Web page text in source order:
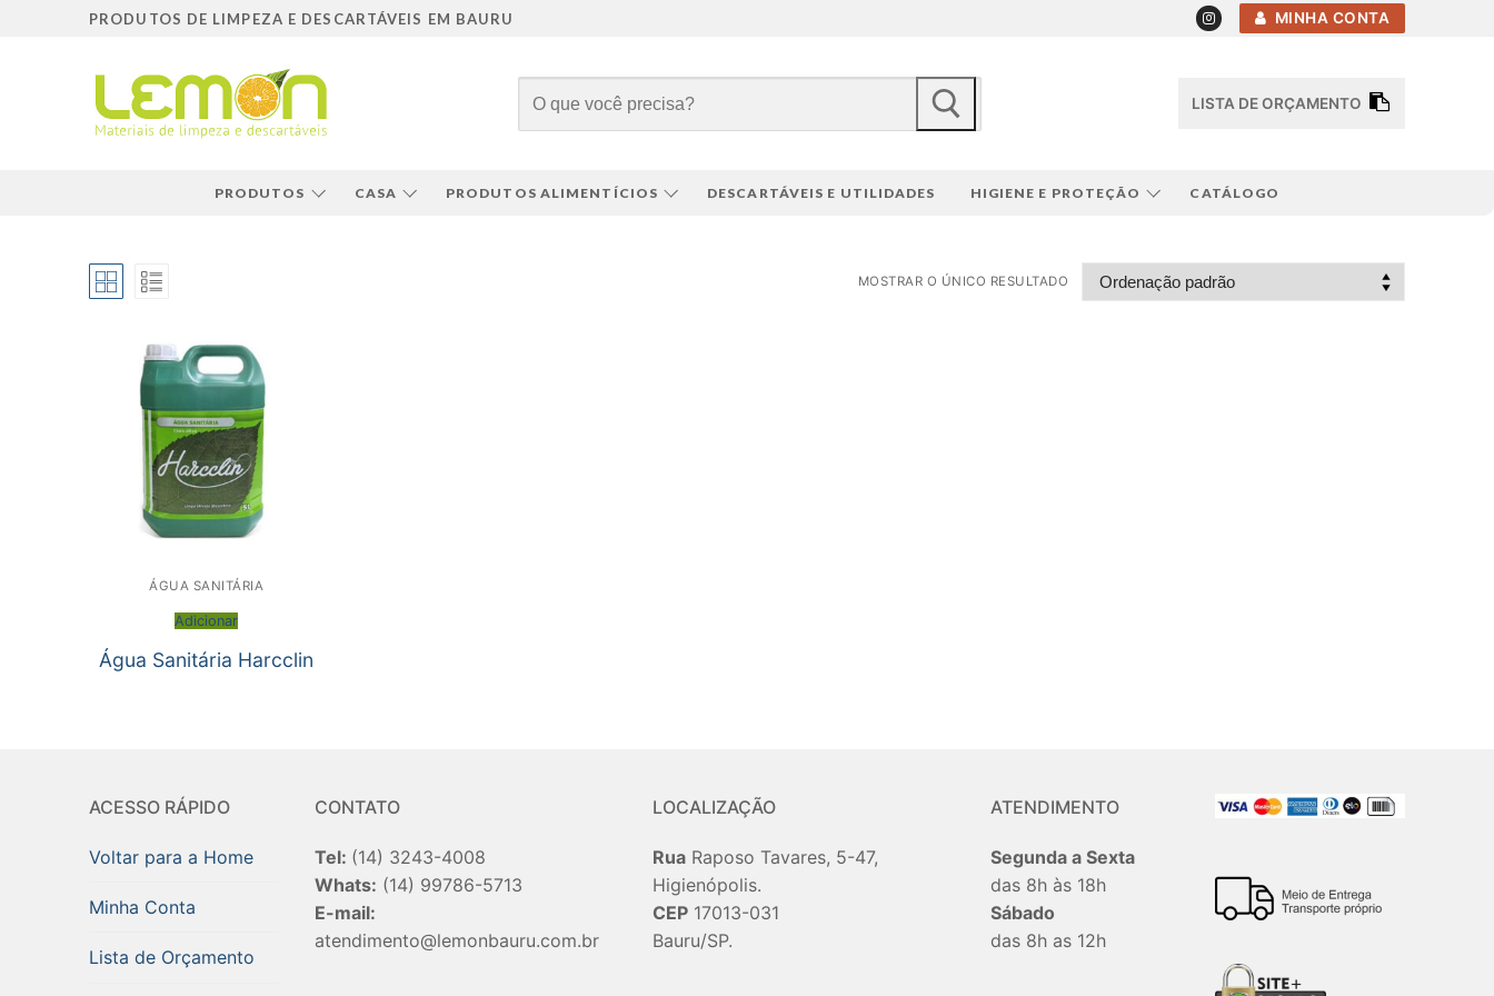
PRODUTOS DE LIMPEZA E DESCARTÁVEIS EM BAURU MINHA CONTA
por:
LISTA DE ORÇAMENTO
PRODUTOS CASA PRODUTOS ALIMENTÍCIOS DESCARTÁVEIS E UTILIDADES HIGIENE E PROTEÇÃO CATÁLOGO
MOSTRAR O ÚNICO RESULTADO
ÁGUA SANITÁRIA
Adicionar
Água Sanitária Harcclin
ACESSO RÁPIDO
Voltar para a Home
Minha Conta
Lista de Orçamento
CONTATO
Tel: (14) 3243-4008
Whats: (14) 99786-5713
E-mail:
atendimento@lemonbauru.com.br
LOCALIZAÇÃO
RuaRaposo Tavares, 5-47,
Higienópolis.
CEP17013-031
Bauru/SP.
ATENDIMENTO
Segunda a Sexta
das 8h às 18h
Sábado
das 8h as 12h